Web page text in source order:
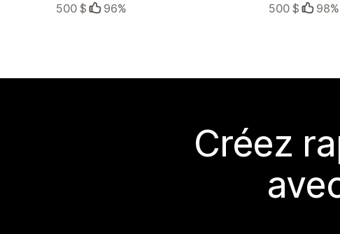
500 $
96%
500 $
98%
Créez